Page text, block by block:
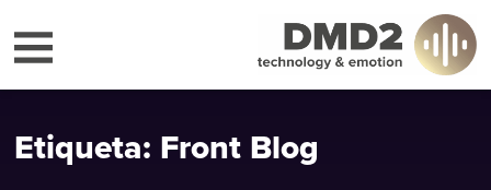
Etiqueta: Front Blog